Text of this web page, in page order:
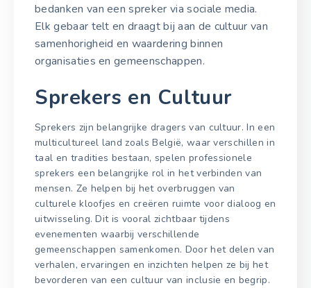
bedanken van een spreker via sociale media.
Elk gebaar telt en draagt bij aan de cultuur van
samenhorigheid en waardering binnen
organisaties en gemeenschappen.
Sprekers en Cultuur
Sprekers zijn belangrijke dragers van cultuur. In een
multicultureel land zoals België, waar verschillen in
taal en tradities bestaan, spelen professionele
sprekers een belangrijke rol in het verbinden van
mensen. Ze helpen bij het overbruggen van
culturele kloofjes en creëren ruimte voor dialoog en
uitwisseling. Dit is vooral zichtbaar tijdens
evenementen waarbij verschillende
gemeenschappen samenkomen. Door het delen van
verhalen, ervaringen en inzichten helpen ze bij het
bevorderen van een cultuur van inclusie en begrip.